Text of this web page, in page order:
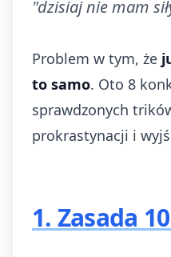
"dzisiaj nie mam
Problem w tym, że
to samo. Oto 8
sprawdzonych
prokrastynacji i
1. Zasada